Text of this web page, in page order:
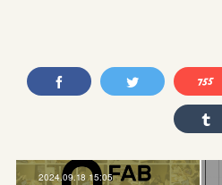
2024.09.18 15:05